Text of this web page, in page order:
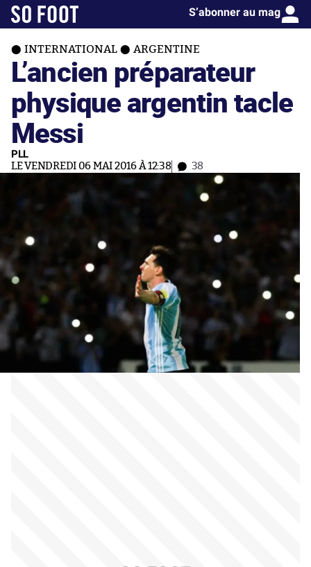
S’abonner au mag
INTERNATIONAL ARGENTINE
L’ancien préparateur
physique argentin tacle
Messi
PLL
LE VENDREDI 06 MAI 2016 À 12:38 38